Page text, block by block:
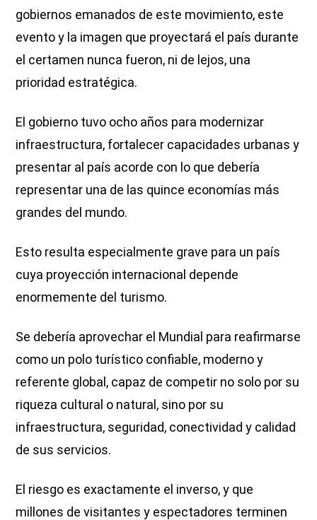
gobiernos emanados de este movimiento, este
evento y la imagen que proyectará el país durante
el certamen nunca fueron, ni de lejos, una
prioridad estratégica.
El gobierno tuvo ocho años para modernizar
infraestructura, fortalecer capacidades urbanas y
presentar al país acorde con lo que debería
representar una de las quince economías más
grandes del mundo.
Esto resulta especialmente grave para un país
cuya proyección internacional depende
enormemente del turismo.
Se debería aprovechar el Mundial para reafirmarse
como un polo turístico confiable, moderno y
referente global, capaz de competir no solo por su
riqueza cultural o natural, sino por su
infraestructura, seguridad, conectividad y calidad
de sus servicios.
El riesgo es exactamente el inverso, y que
millones de visitantes y espectadores terminen